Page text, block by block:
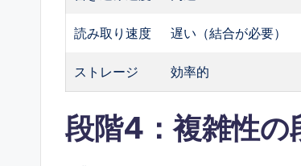
読み取り速度 遅い（結合が必要）
ストレージ 効率的
段階4：複雑性の